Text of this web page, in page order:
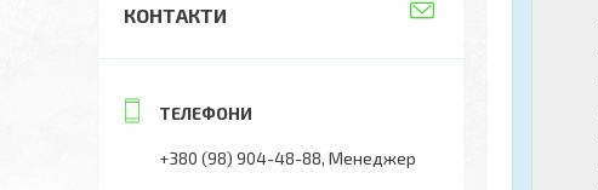
КОНТАКТИ
+380 (98) 904-48-88 Менеджер